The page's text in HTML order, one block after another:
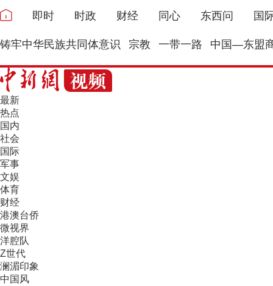
即时 时政 财经 同心 东西问 国
铸牢中华民族共同体意识 宗教 一带一路 中国—东盟
最新
热点
国内
社会
国际
军事
文娱
体育
财经
港澳台侨
微视界
洋腔队
Z世代
澜湄印象
中国风